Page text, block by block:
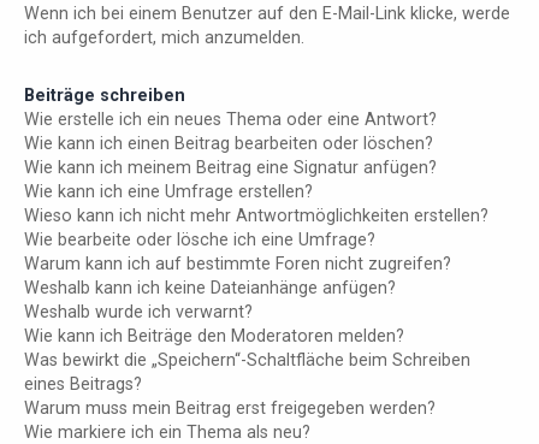
Wenn ich bei einem Benutzer auf den E-Mail-Link klicke, werde
ich aufgefordert, mich anzumelden.
Beiträge schreiben
Wie erstelle ich ein neues Thema oder eine Antwort?
Wie kann ich einen Beitrag bearbeiten oder löschen?
Wie kann ich meinem Beitrag eine Signatur anfügen?
Wie kann ich eine Umfrage erstellen?
Wieso kann ich nicht mehr Antwortmöglichkeiten erstellen?
Wie bearbeite oder lösche ich eine Umfrage?
Warum kann ich auf bestimmte Foren nicht zugreifen?
Weshalb kann ich keine Dateianhänge anfügen?
Weshalb wurde ich verwarnt?
Wie kann ich Beiträge den Moderatoren melden?
Was bewirkt die „Speichern“-Schaltfläche beim Schreiben
eines Beitrags?
Warum muss mein Beitrag erst freigegeben werden?
Wie markiere ich ein Thema als neu?